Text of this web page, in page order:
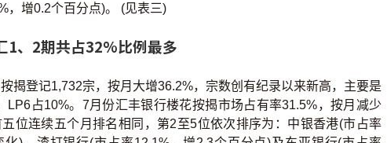
，增0.2个百分点)。 (见表三)
1、2期共占32%比例最多
揭登记1,732宗，按月大增36.2%，宗数创有纪录以来新高，主要是
占10%。7月份汇丰银行楼花按揭市场占有率31.5%，按月减少
位连续五个月排名相同，第2至5位依次排序为：中银香港(市占率